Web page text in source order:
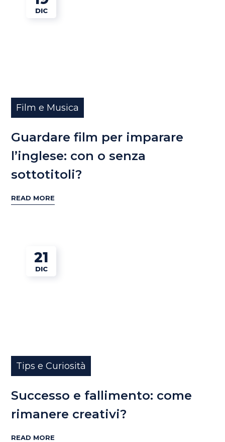
DIC
Film e Musica
Guardare film per imparare
l’inglese: con o senza
sottotitoli?
READ MORE
21
DIC
Tips e Curiosità
Successo e fallimento: come
rimanere creativi?
READ MORE